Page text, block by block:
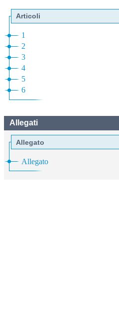
Articoli
1
2
3
4
5
6
Allegati
Allegato
Allegato